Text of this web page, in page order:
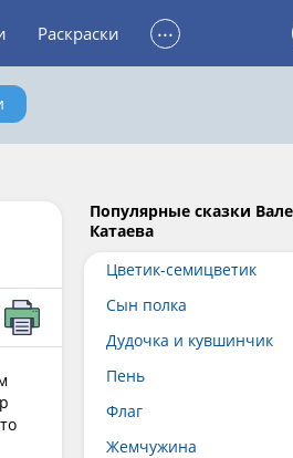
Раскраски ...
Популярные сказки
Катаева
Цветик-семицветик
Сын полка
Дудочка и кувшинчик
Пень
Флаг
Жемчужина